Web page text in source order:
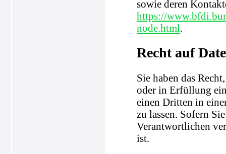
sowie deren
https://
node.html.
Recht auf
Sie haben das
oder in Erfüllung
einen Dritten in
zu lassen. Sofern
Verantwortlichen
ist.